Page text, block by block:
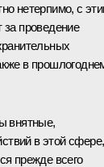
нетерпимо, с
за проведение
в
внятные,
в этой сфере,
прежде всего